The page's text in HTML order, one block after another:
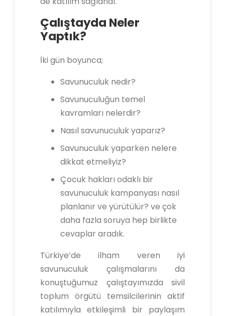
Çalıştayda Neler
Yaptık?
İki gün boyunca;
Savunuculuk nedir?
Savunuculuğun temel
kavramları nelerdir?
Nasıl savunuculuk yaparız?
Savunuculuk yaparken nelere
dikkat etmeliyiz?
Çocuk hakları odaklı bir
savunuculuk kampanyası nasıl
planlanır ve yürütülür? ve çok
daha fazla soruya hep birlikte
cevaplar aradık.
Türkiye’de ilham veren iyi
savunuculuk çalışmalarını da
konuştuğumuz çalıştayımızda sivil
toplum örgütü temsilcilerinin aktif
katılımıyla etkileşimli bir paylaşım